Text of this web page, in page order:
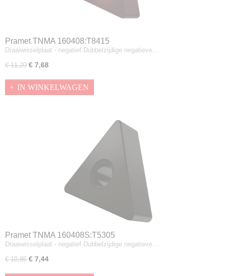
Pramet TNMA 160408:T8415
Draaiwisselplaat - negatief.Dubbelzijdige negatieve…
€ 11,20 € 7,68
IN WINKELWAGEN
Pramet TNMA 160408S:T5305
Draaiwisselplaat - negatief.Dubbelzijdige negatieve…
€ 10,85 € 7,44